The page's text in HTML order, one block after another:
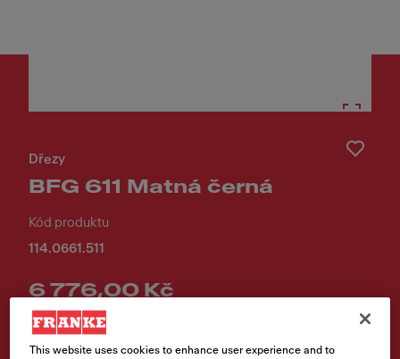
Dřezy
BFG 611 Matná černá
Kód produktu
114.0661.511
6 776,00 Kč
Cena vč. DPH
This website uses cookies to enhance user experience and to